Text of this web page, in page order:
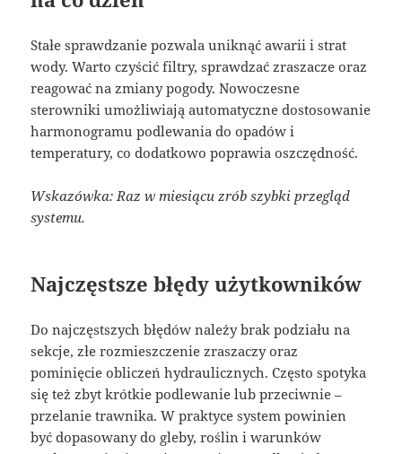
Stałe sprawdzanie pozwala uniknąć awarii i strat
wody. Warto czyścić filtry, sprawdzać zraszacze oraz
reagować na zmiany pogody. Nowoczesne
sterowniki umożliwiają automatyczne dostosowanie
harmonogramu podlewania do opadów i
temperatury, co dodatkowo poprawia oszczędność.
Wskazówka: Raz w miesiącu zrób szybki przegląd
systemu.
Najczęstsze błędy użytkowników
Do najczęstszych błędów należy brak podziału na
sekcje, złe rozmieszczenie zraszaczy oraz
pominięcie obliczeń hydraulicznych. Często spotyka
się też zbyt krótkie podlewanie lub przeciwnie –
przelanie trawnika. W praktyce system powinien
być dopasowany do gleby, roślin i warunków